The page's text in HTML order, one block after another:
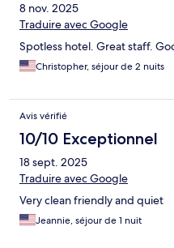
8 nov. 2025
Traduire avec Google
Spotless hotel. Great staff.
Christopher, séjour de 2 nuits
Avis vérifié
10/10 Exceptionnel
18 sept. 2025
Traduire avec Google
Very clean friendly and quiet
Jeannie, séjour de 1 nuit